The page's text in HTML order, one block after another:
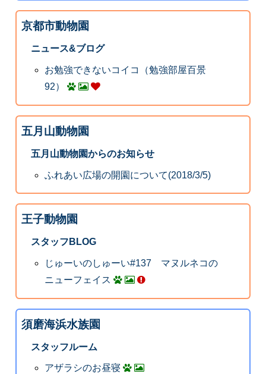
京都市動物園
ニュース&ブログ
お勉強できないコイコ（勉強部屋百景
92）
五月山動物園
五月山動物園からのお知らせ
ふれあい広場の開園について(2018/3/5)
王子動物園
スタッフBLOG
じゅーいのしゅーい#137 マヌルネコの
ニューフェイス
須磨海浜水族園
スタッフルーム
アザラシのお昼寝